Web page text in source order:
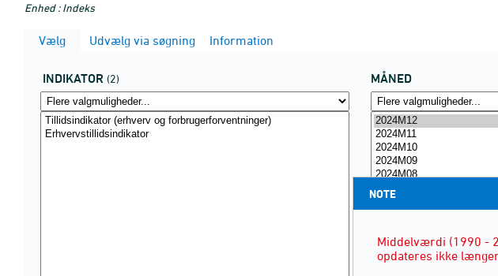
Enhed : Indeks
Vælg Udvælg via søgning Information
INDIKATOR (2) MÅNED
NOTE
Middelværdi (1990 -
opdateres ikke